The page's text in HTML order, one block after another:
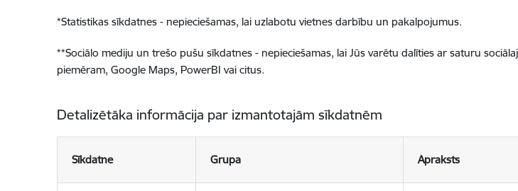
*Statistikas sīkdatnes - nepieciešamas, lai uzlabotu vietnes darbību un pakalpojumus.
**Sociālo mediju un trešo pušu sīkdatnes - nepieciešamas, lai Jūs varētu dalīties ar saturu
piemēram, Google Maps, PowerBI vai citus.
Detalizētāka informācija par izmantotajām sīkdatnēm
Sīkdatne Grupa Apraksts